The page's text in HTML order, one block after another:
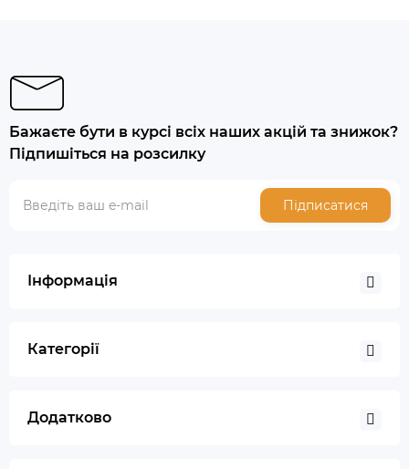
Бажаєте бути в курсі всіх наших акцій та знижок?
Підпишіться на розсилку
Підписатися
Інформація
Категорії
Додатково